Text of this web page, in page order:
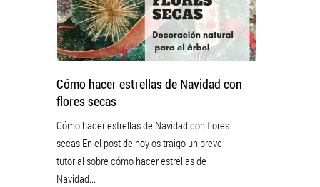
Cómo hacer estrellas de Navidad con
flores secas
Cómo hacer estrellas de Navidad con flores
secas En el post de hoy os traigo un breve
tutorial sobre cómo hacer estrellas de
Navidad...